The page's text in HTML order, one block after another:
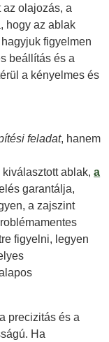
az olajozás, a
hogy az ablak
figyelmen
beállítás és a
a kényelmes és
feladat, hanem
kiválasztott ablak,a
garantálja,
a zajszint
figyelni, legyen
precizitás és a
Ha